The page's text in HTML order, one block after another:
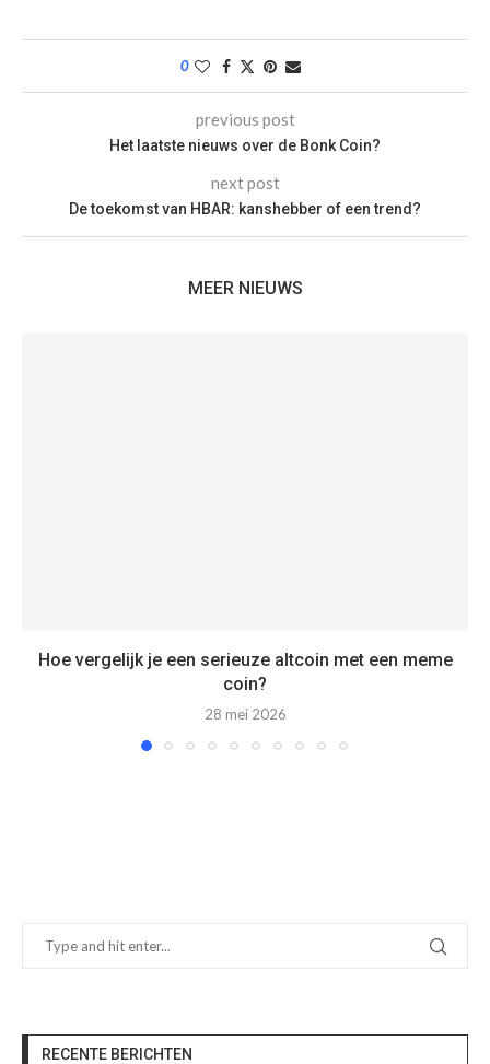
0
previous post
Het laatste nieuws over de Bonk Coin?
next post
De toekomst van HBAR: kanshebber of een trend?
MEER NIEUWS
Hoe vergelijk je een serieuze altcoin met een meme
coin?
28 mei 2026
RECENTE BERICHTEN